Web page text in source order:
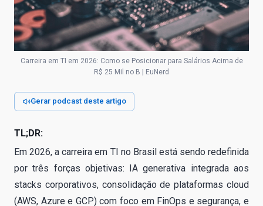
Carreira em TI em 2026: Como se Posicionar para Salários Acima de
R$ 25 Mil no B | EuNerd
Gerar podcast deste artigo
TL;DR:
Em 2026, a carreira em TI no Brasil está sendo redefinida
por três forças objetivas: IA generativa integrada aos
stacks corporativos, consolidação de plataformas cloud
(AWS, Azure e GCP) com foco em FinOps e segurança, e